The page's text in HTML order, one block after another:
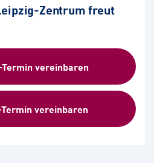
Zentrum freut
vereinbaren
vereinbaren